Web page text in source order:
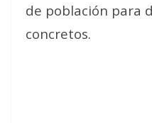
de población para
concretos.